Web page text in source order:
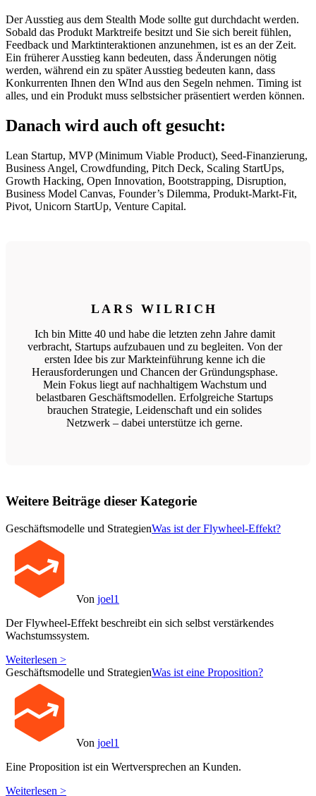
Der Ausstieg aus dem Stealth Mode sollte gut durchdacht werden.
Sobald das Produkt Marktreife besitzt und Sie sich bereit fühlen,
Feedback und Marktinteraktionen anzunehmen, ist es an der Zeit.
Ein früherer Ausstieg kann bedeuten, dass Änderungen nötig
werden, während ein zu später Ausstieg bedeuten kann, dass
Konkurrenten Ihnen den WInd aus den Segeln nehmen. Timing ist
alles, und ein Produkt muss selbstsicher präsentiert werden können.
Danach wird auch oft gesucht:
Lean Startup, MVP (Minimum Viable Product), Seed-Finanzierung,
Business Angel, Crowdfunding, Pitch Deck, Scaling StartUps,
Growth Hacking, Open Innovation, Bootstrapping, Disruption,
Business Model Canvas, Founder’s Dilemma, Produkt-Markt-Fit,
Pivot, Unicorn StartUp, Venture Capital.
LARS WILRICH
Ich bin Mitte 40 und habe die letzten zehn Jahre damit
verbracht, Startups aufzubauen und zu begleiten. Von der
ersten Idee bis zur Markteinführung kenne ich die
Herausforderungen und Chancen der Gründungsphase.
Mein Fokus liegt auf nachhaltigem Wachstum und
belastbaren Geschäftsmodellen. Erfolgreiche Startups
brauchen Strategie, Leidenschaft und ein solides
Netzwerk – dabei unterstütze ich gerne.
Weitere Beiträge dieser Kategorie
Geschäftsmodelle und StrategienWas ist der Flywheel-Effekt?
Von joel1
Der Flywheel-Effekt beschreibt ein sich selbst verstärkendes
Wachstumssystem.
Weiterlesen >
Geschäftsmodelle und StrategienWas ist eine Proposition?
Von joel1
Eine Proposition ist ein Wertversprechen an Kunden.
Weiterlesen >